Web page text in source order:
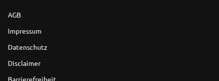
AGB
Impressum
Datenschutz
Disclaimer
Barrierefreiheit